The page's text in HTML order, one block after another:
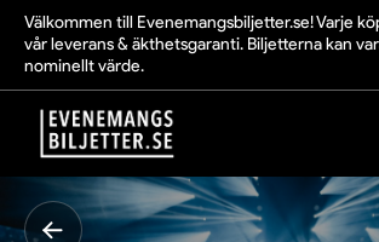
Välkommen till Evenemangsbiljetter.se! Varje
vår leverans & äkthetsgaranti. Biljetterna kan
nominellt värde.